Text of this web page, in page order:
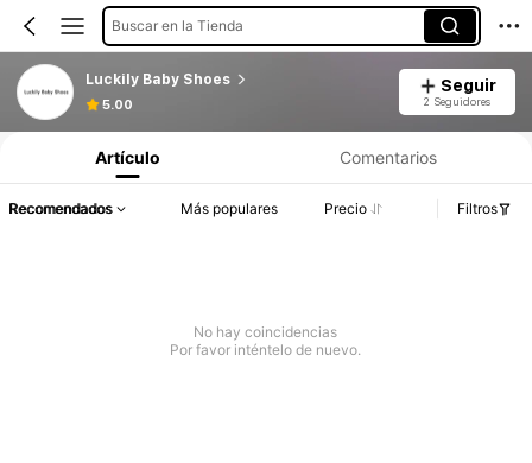
Buscar en la Tienda
Luckily Baby Shoes
5.00
Seguir
2 Seguidores
Artículo Comentarios
Recomendados Más populares Precio Filtros
No hay coincidencias
Por favor inténtelo de nuevo.